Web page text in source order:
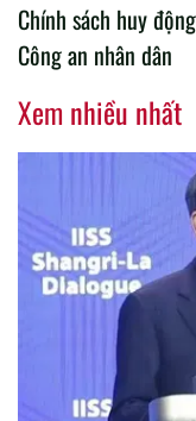
Chính sách huy
Công an nhân dân
Xem nhiều nhất